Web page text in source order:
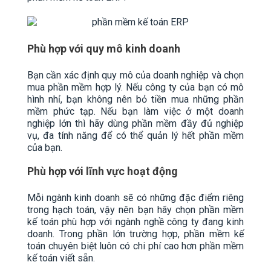
Phù hợp với quy mô kinh doanh
Bạn cần xác định quy mô của doanh nghiệp và chọn
mua phần mềm hợp lý. Nếu công ty của bạn có mô
hình nhỉ, bạn không nên bỏ tiền mua những phần
mềm phức tạp. Nếu bạn làm việc ở một doanh
nghiệp lớn thì hãy dùng phần mềm đầy đủ nghiệp
vụ, đa tính năng để có thể quản lý hết phần mềm
của bạn.
Phù hợp với lĩnh vực hoạt động
Mỗi ngành kinh doanh sẽ có những đặc điểm riêng
trong hạch toán, vậy nên bạn hãy chọn phần mềm
kế toán phù hợp với ngành nghề công ty đang kinh
doanh. Trong phần lớn trường hợp, phần mềm kế
toán chuyên biệt luôn có chi phí cao hơn phần mềm
kế toán viết sẵn.